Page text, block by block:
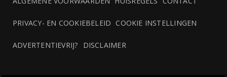
PRIVACY- EN COOKIEBELEID COOKIE INSTELLINGEN
ADVERTENTIEVRIJ? DISCLAIMER